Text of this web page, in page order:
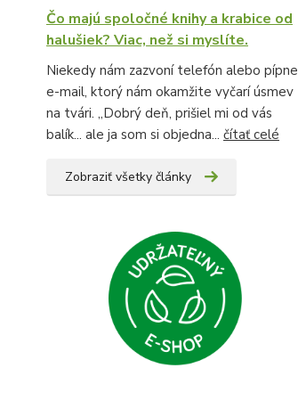
Čo majú spoločné knihy a krabice od
halušiek? Viac, než si myslíte.
Niekedy nám zazvoní telefón alebo pípne
e-mail, ktorý nám okamžite vyčarí úsmev
na tvári. „Dobrý deň, prišiel mi od vás
balík... ale ja som si objedna... čítať celé
Zobraziť všetky články